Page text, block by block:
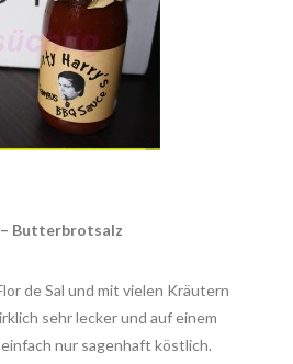
– Butterbrotsalz
de Sal und mit vielen Kräutern
sehr lecker und auf einem
nur sagenhaft köstlich.